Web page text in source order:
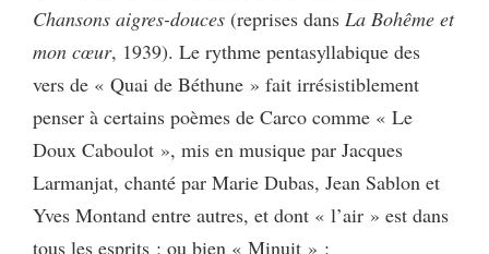
Chansons aigres-douces (reprises dans La Bohême et
mon cœur, 1939). Le rythme pentasyllabique des
vers de « Quai de Béthune » fait irrésistiblement
penser à certains poèmes de Carco comme « Le
Doux Caboulot », mis en musique par Jacques
Larmanjat, chanté par Marie Dubas, Jean Sablon et
Yves Montand entre autres, et dont « l’air » est dans
tous les esprits ; ou bien « Minuit » :